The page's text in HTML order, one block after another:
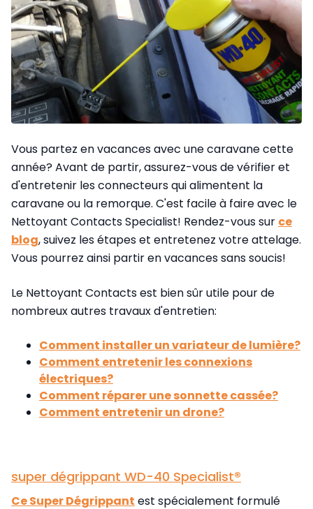
Vous partez en vacances avec une caravane cette
année? Avant de partir, assurez-vous de vérifier et
d'entretenir les connecteurs qui alimentent la
caravane ou la remorque. C'est facile à faire avec le
Nettoyant Contacts Specialist! Rendez-vous sur ce
blog, suivez les étapes et entretenez votre attelage.
Vous pourrez ainsi partir en vacances sans soucis!
Le Nettoyant Contacts est bien sûr utile pour de
nombreux autres travaux d'entretien:
Comment installer un variateur de lumière?
Comment entretenir les connexions
électriques?
Comment réparer une sonnette cassée?
Comment entretenir un drone?
super dégrippant WD-40 Specialist®
Ce Super Dégrippant est spécialement formulé